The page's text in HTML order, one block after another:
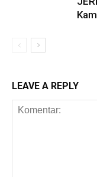
LEAVE A REPLY